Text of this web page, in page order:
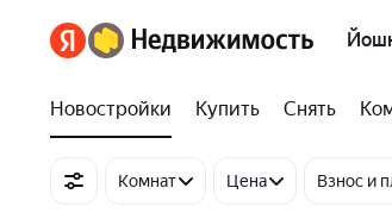
Новостройки Купить Снять
Комнат Цена Взнос и